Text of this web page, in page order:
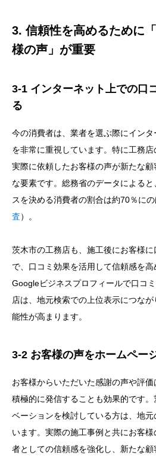
3. 信頼性を高めるために
様の声」が重要
3-1 インターネット上での口
る
今の消費者は、業者を選ぶ際にイン
を非常に重視しています。特に工務店
実際に依頼したお客様の声が新たな
な要素です。総務省のデータによる
スを決める消費者の割合は約70％にの
査）。
茨木市の工務店も、施工後にお客様
で、口コミ効果を活用して信頼感を
Googleビジネスプロフィールで口コ
店は、地元検索での上位表示につな
能性が高まります。
3-2 お客様の声をホームペー
お客様からいただいた感謝の声や評
積極的に発信することも効果的です
ベーションを検討している方は、地
います。実際の施工事例と共にお客
者としての信頼感を強化し、新たな顧